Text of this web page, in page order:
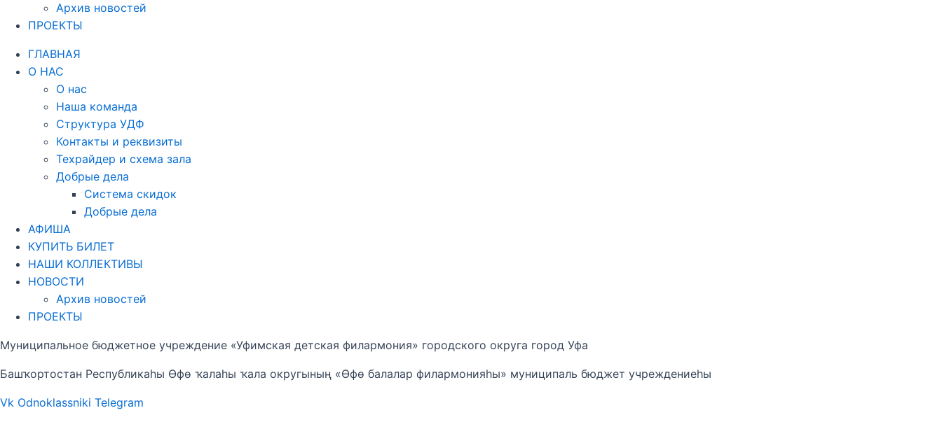
Архив новостей
ПРОЕКТЫ
ГЛАВНАЯ
О НАС
О нас
Наша команда
Структура УДФ
Контакты и реквизиты
Техрайдер и схема зала
Добрые дела
Система скидок
Добрые дела
АФИША
КУПИТЬ БИЛЕТ
НАШИ КОЛЛЕКТИВЫ
НОВОСТИ
Архив новостей
ПРОЕКТЫ
Муниципальное бюджетное учреждение «Уфимская детская филармония» городского округа город Уфа
Башҡортостан Республикаһы Өфө ҡалаһы ҡала округының «Өфө балалар филармонияһы» муниципаль бюджет учреждениеһы
Vk Odnoklassniki Telegram